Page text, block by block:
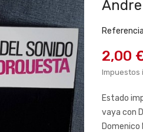
2,00
Impuestos
Estado
vaya con
Domenico